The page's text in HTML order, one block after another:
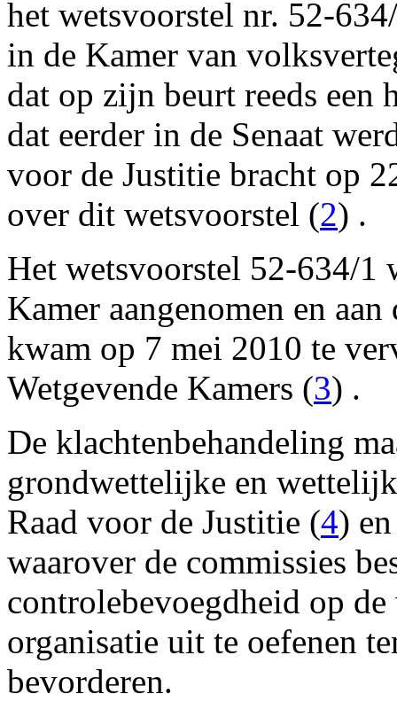
het wetsvoorstel nr. 52-
in de Kamer van
dat op zijn beurt reeds een
dat eerder in de Senaat
voor de Justitie bracht op
over dit wetsvoorstel (2) .
Het wetsvoorstel 52-634/1
Kamer aangenomen en
kwam op 7 mei 2010 te
Wetgevende Kamers (3) .
De klachtenbehandeling
grondwettelijke en
Raad voor de Justitie (4)
waarover de commissies
controlebevoegdheid op
organisatie uit te oefenen
bevorderen.